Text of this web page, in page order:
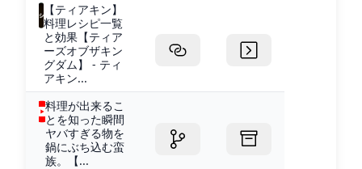
【ティアキン】
料理レシピ一覧
と効果【ティア
ーズオブザキン
グダム】 - ティ
アキン...
料理が出来るこ
とを知った瞬間
ヤバすぎる物を
鍋にぶち込む蛮
族。【...